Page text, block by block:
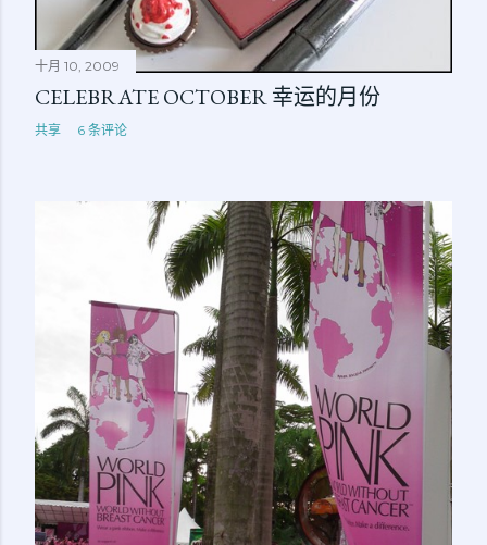
十月 10, 2009
CELEBRATE OCTOBER 幸运的月份
共享 6 条评论